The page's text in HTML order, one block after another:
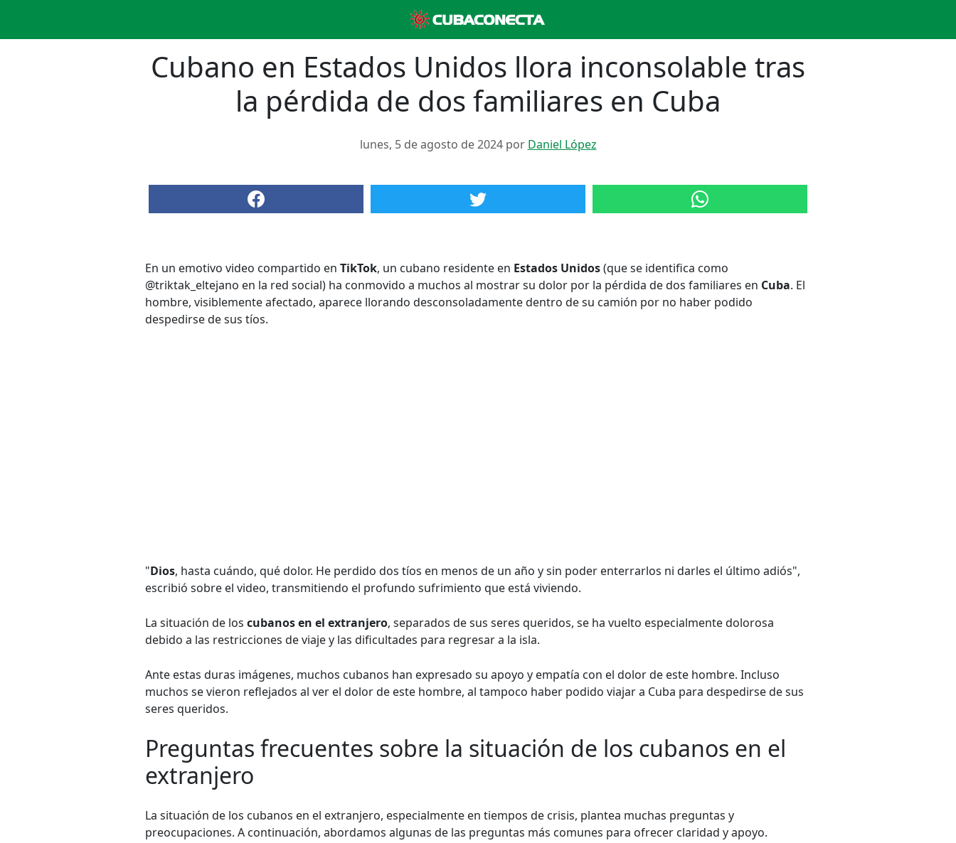
Cubano en Estados Unidos llora inconsolable tras
la pérdida de dos familiares en Cuba
lunes, 5 de agosto de 2024 por Daniel López
En un emotivo video compartido en TikTok, un cubano residente en Estados Unidos(que se identifica como
@triktak_eltejano en la red social) ha conmovido a muchos al mostrar su dolor por la pérdida de dos familiares en Cuba. El
hombre, visiblemente afectado, aparece llorando desconsoladamente dentro de su camión por no haber podido
despedirse de sus tíos.
"Dios, hasta cuándo, qué dolor. He perdido dos tíos en menos de un año y sin poder enterrarlos ni darles el último adiós",
escribió sobre el video, transmitiendo el profundo sufrimiento que está viviendo.
La situación de los cubanos en el extranjero, separados de sus seres queridos, se ha vuelto especialmente dolorosa
debido a las restricciones de viaje y las dificultades para regresar a la isla.
Ante estas duras imágenes, muchos cubanos han expresado su apoyo y empatía con el dolor de este hombre. Incluso
muchos se vieron reflejados al ver el dolor de este hombre, al tampoco haber podido viajar a Cuba para despedirse de sus
seres queridos.
Preguntas frecuentes sobre la situación de los cubanos en el
extranjero
La situación de los cubanos en el extranjero, especialmente en tiempos de crisis, plantea muchas preguntas y
preocupaciones. A continuación, abordamos algunas de las preguntas más comunes para ofrecer claridad y apoyo.